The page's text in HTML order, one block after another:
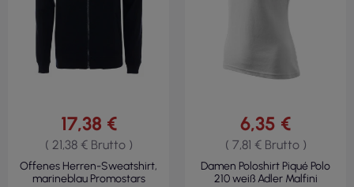
17,38 €
( 21,38 € Brutto )
Offenes Herren-Sweatshirt,
marineblau Promostars
6,35 €
( 7,81 € Brutto )
Damen Poloshirt Piqué Polo
210 weiß Adler Malfini